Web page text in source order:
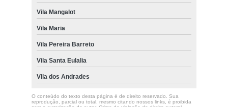
Vila Mangalot
Vila Maria
Vila Pereira Barreto
Vila Santa Eulalia
Vila dos Andrades
O conteúdo do texto desta página é de direito reservado. Sua
reprodução, parcial ou total, mesmo citando nossos links, é proibida